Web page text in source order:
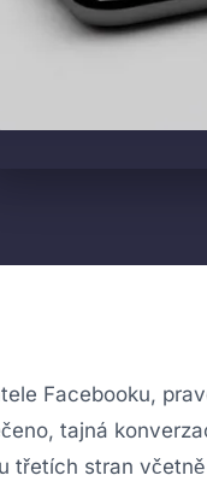
Facebooku,
tajná
třetích stran